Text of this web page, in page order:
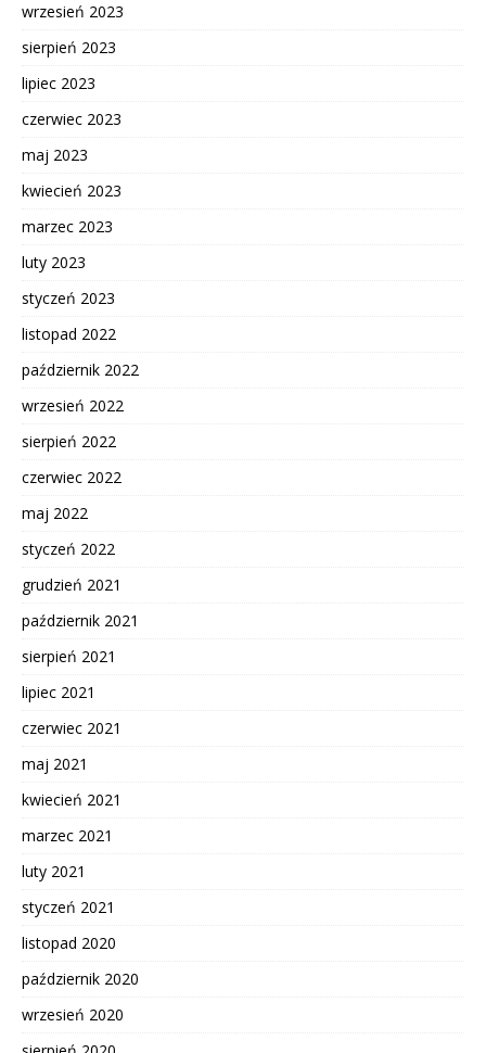
wrzesień 2023
sierpień 2023
lipiec 2023
czerwiec 2023
maj 2023
kwiecień 2023
marzec 2023
luty 2023
styczeń 2023
listopad 2022
październik 2022
wrzesień 2022
sierpień 2022
czerwiec 2022
maj 2022
styczeń 2022
grudzień 2021
październik 2021
sierpień 2021
lipiec 2021
czerwiec 2021
maj 2021
kwiecień 2021
marzec 2021
luty 2021
styczeń 2021
listopad 2020
październik 2020
wrzesień 2020